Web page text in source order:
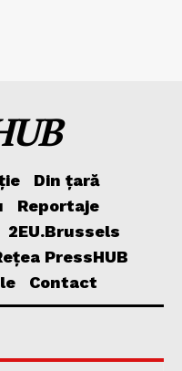
Din țară
Reportaje
2EU.Brussels
PressHUB
Contact